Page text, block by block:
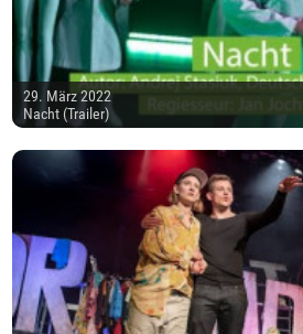
29. März 2022
Nacht (Trailer)